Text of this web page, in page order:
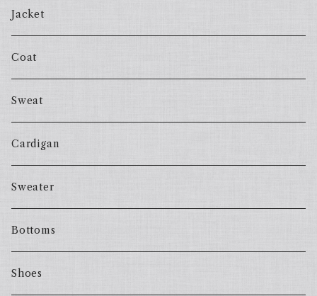
Jacket
Coat
Sweat
Cardigan
Sweater
Bottoms
Shoes